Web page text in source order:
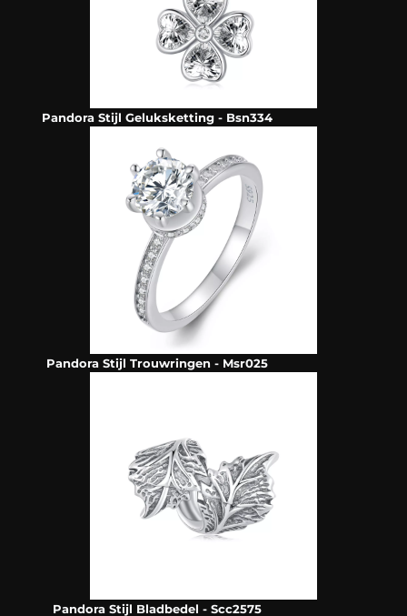
Pandora Stijl Geluksketting - Bsn334
Pandora Stijl Trouwringen - Msr025
Pandora Stijl Bladbedel - Scc2575